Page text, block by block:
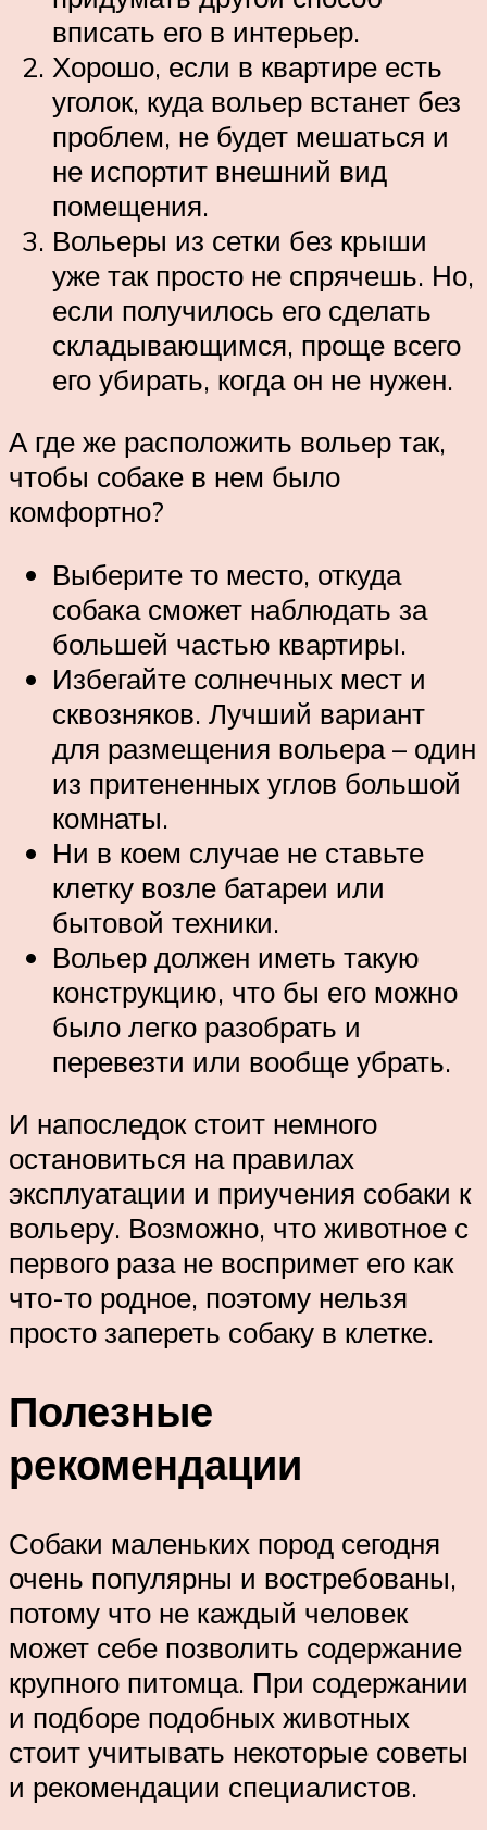
вписать его в интерьер.
Хорошо, если в квартире есть
уголок, куда вольер встанет без
проблем, не будет мешаться и
не испортит внешний вид
помещения.
Вольеры из сетки без крыши
уже так просто не спрячешь. Но,
если получилось его сделать
складывающимся, проще всего
его убирать, когда он не нужен.
А где же расположить вольер так,
чтобы собаке в нем было
комфортно?
Выберите то место, откуда
собака сможет наблюдать за
большей частью квартиры.
Избегайте солнечных мест и
сквозняков. Лучший вариант
для размещения вольера – один
из притененных углов большой
комнаты.
Ни в коем случае не ставьте
клетку возле батареи или
бытовой техники.
Вольер должен иметь такую
конструкцию, что бы его можно
было легко разобрать и
перевезти или вообще убрать.
И напоследок стоит немного
остановиться на правилах
эксплуатации и приучения собаки к
вольеру. Возможно, что животное с
первого раза не воспримет его как
что-то родное, поэтому нельзя
просто запереть собаку в клетке.
Полезные
рекомендации
Собаки маленьких пород сегодня
очень популярны и востребованы,
потому что не каждый человек
может себе позволить содержание
крупного питомца. При содержании
и подборе подобных животных
стоит учитывать некоторые советы
и рекомендации специалистов.